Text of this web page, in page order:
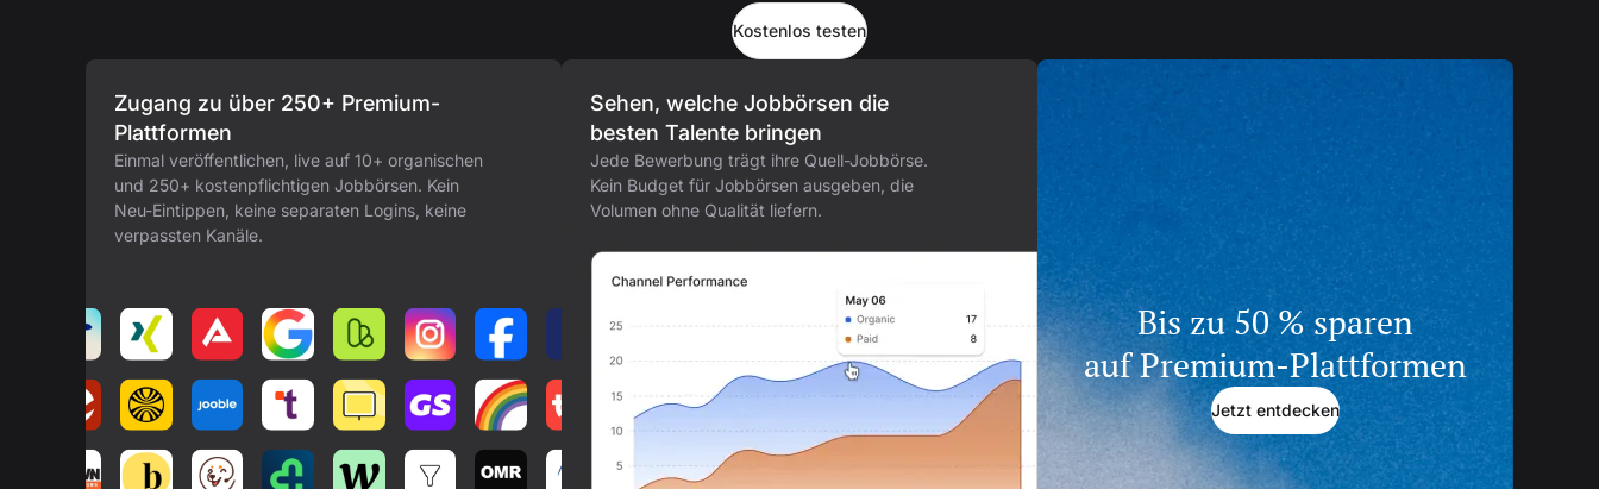
Kostenlos testen
Zugang zu über 250+ Premium-
Plattformen
Einmal veröffentlichen, live auf 10+ organischen
und 250+ kostenpflichtigen Jobbörsen. Kein
Neu-Eintippen, keine separaten Logins, keine
verpassten Kanäle.
Sehen, welche Jobbörsen die
besten Talente bringen
Jede Bewerbung trägt ihre Quell-Jobbörse.
Kein Budget für Jobbörsen ausgeben, die
Volumen ohne Qualität liefern.
Bis zu 50 % sparen
auf Premium-Plattformen
Jetzt entdecken